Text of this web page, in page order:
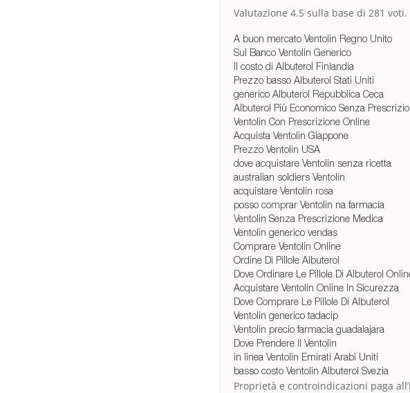
Valutazione 4.5 sulla base di 281 voti.
A buon mercato Ventolin Regno Unito
Sul Banco Ventolin Generico
Il costo di Albuterol Finlandia
Prezzo basso Albuterol Stati Uniti
generico Albuterol Repubblica Ceca
Albuterol Più Economico Senza
Ventolin Con Prescrizione Online
Acquista Ventolin Giappone
Prezzo Ventolin USA
dove acquistare Ventolin senza ricetta
australian soldiers Ventolin
acquistare Ventolin rosa
posso comprar Ventolin na farmacia
Ventolin Senza Prescrizione Medica
Ventolin generico vendas
Comprare Ventolin Online
Ordine Di Pillole Albuterol
Dove Ordinare Le Pillole Di Albuterol
Acquistare Ventolin Online In Sicurezza
Dove Comprare Le Pillole Di Albuterol
Ventolin generico tadacip
Ventolin precio farmacia guadalajara
Dove Prendere Il Ventolin
in linea Ventolin Emirati Arabi Uniti
basso costo Ventolin Albuterol Svezia
Proprietà e controindicazioni paga